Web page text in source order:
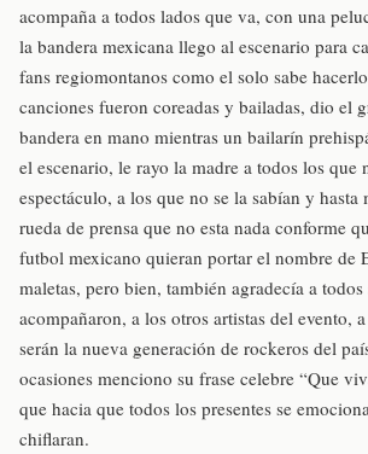
acompaña a todos lados que va, con una
la bandera mexicana llego al escenario para
fans regiomontanos como el solo sabe
canciones fueron coreadas y bailadas, dio el
bandera en mano mientras un bailarín
el escenario, le rayo la madre a todos los que
espectáculo, a los que no se la sabían y hasta
rueda de prensa que no esta nada conforme
futbol mexicano quieran portar el nombre de
maletas, pero bien, también agradecía a
acompañaron, a los otros artistas del evento,
serán la nueva generación de rockeros del
ocasiones menciono su frase celebre “Que
que hacia que todos los presentes se
chiflaran.